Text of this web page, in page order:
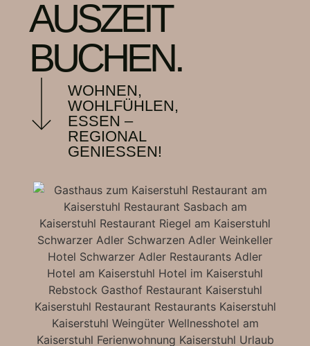
AUSZEIT
BUCHEN.
WOHNEN,
WOHLFÜHLEN,
ESSEN –
REGIONAL
GENIESSEN!